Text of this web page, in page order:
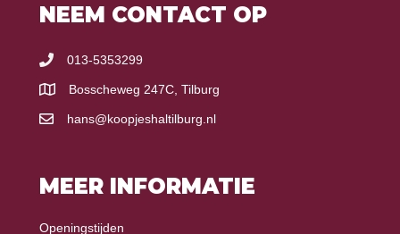
NEEM CONTACT OP
013-5353299
Bosscheweg 247C, Tilburg
hans@koopjeshaltilburg.nl
MEER INFORMATIE
Openingstijden